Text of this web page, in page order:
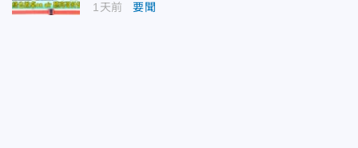
1天前 要聞